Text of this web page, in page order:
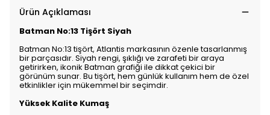
Ürün Açıklaması
Batman No:13 Tişört Siyah
Batman No:13 tişört, Atlantis markasının özenle tasarlanmış
bir parçasıdır. Siyah rengi, şıklığı ve zarafeti bir araya
getirirken, ikonik Batman grafiği ile dikkat çekici bir
görünüm sunar. Bu tişört, hem günlük kullanım hem de özel
etkinlikler için mükemmel bir seçimdir.
Yüksek Kalite Kumaş